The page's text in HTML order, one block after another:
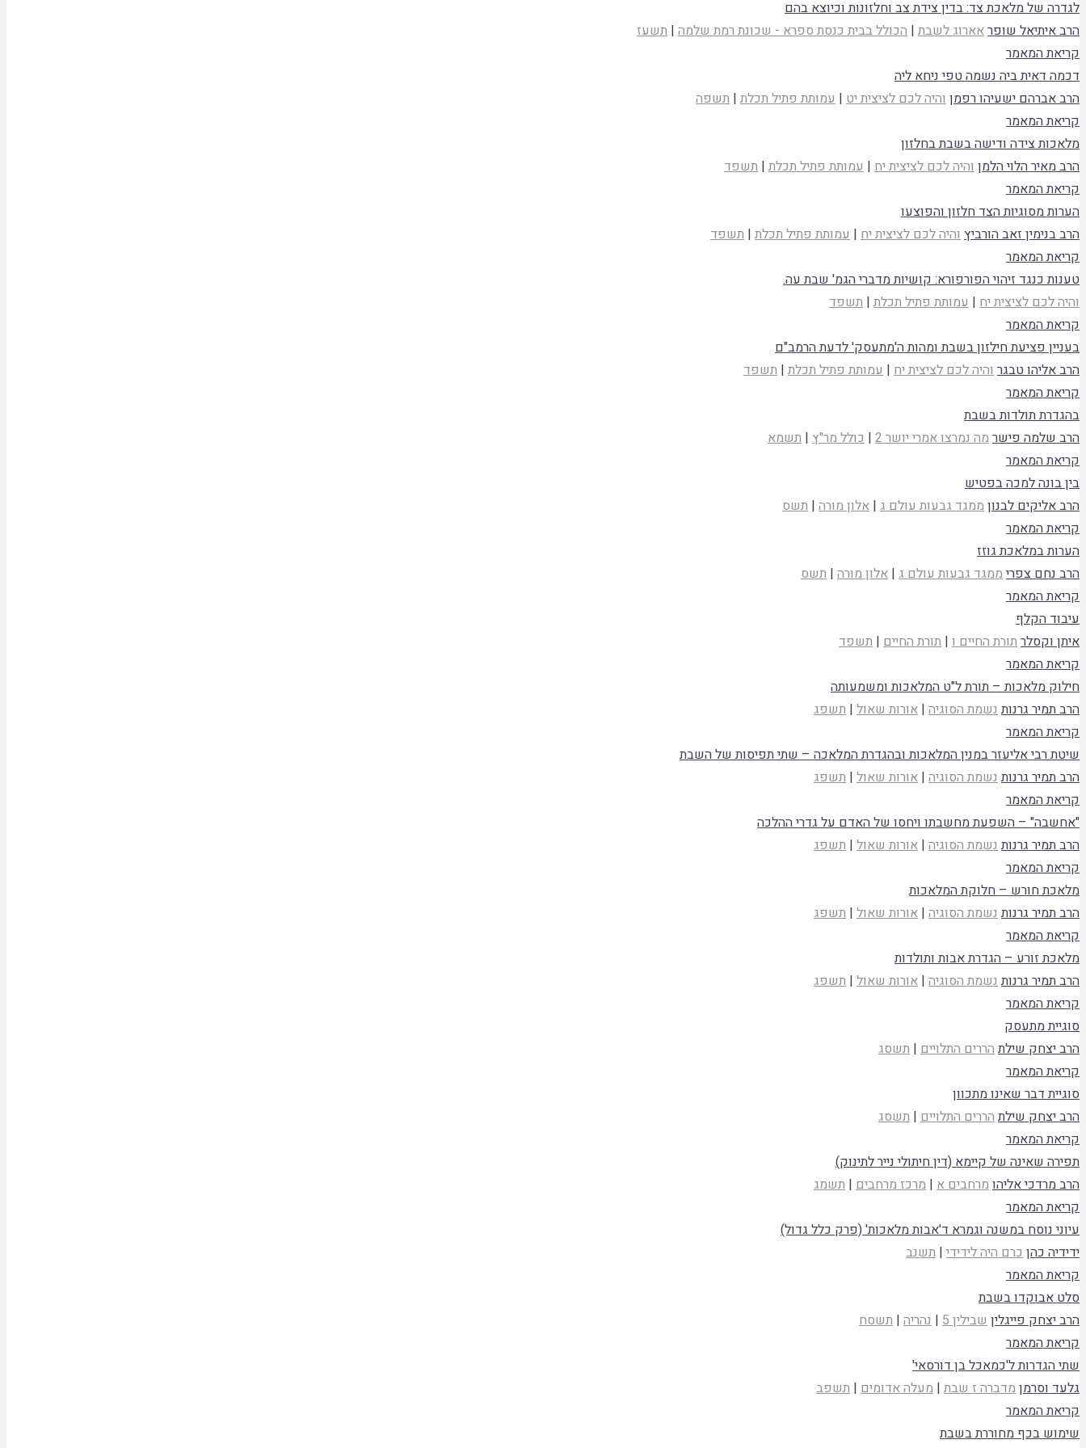
לגדרה של מלאכת צד: בדין צידת צב וחלזונות וכיוצא בהם
הרב איתיאל שופראארוג לשבת | הכולל בבית כנסת ספרא - שכונת רמת שלמה | תשעז
קריאת המאמר
דכמה דאית ביה נשמה טפי ניחא ליה
הרב אברהם ישעיהו רפמןוהיה לכם לציצית יט | עמותת פתיל תכלת | תשפה
קריאת המאמר
מלאכות צידה ודישה בשבת בחלזון
הרב מאיר הלוי הלמןוהיה לכם לציצית יח | עמותת פתיל תכלת | תשפד
קריאת המאמר
הערות מסוגיות הצד חלזון והפוצעו
הרב בנימין זאב הורביץוהיה לכם לציצית יח | עמותת פתיל תכלת | תשפד
קריאת המאמר
טענות כנגד זיהוי הפורפורא: קושיות מדברי הגמ' שבת עה.
והיה לכם לציצית יח | עמותת פתיל תכלת | תשפד
קריאת המאמר
בעניין פציעת חילזון בשבת ומהות ה'מתעסק' לדעת הרמב"ם
הרב אליהו טבגרוהיה לכם לציצית יח | עמותת פתיל תכלת | תשפד
קריאת המאמר
בהגדרת תולדות בשבת
הרב שלמה פישרמה נמרצו אמרי יושר 2 | כולל מר"ץ | תשמא
קריאת המאמר
בין בונה למכה בפטיש
הרב אליקים לבנוןממגד גבעות עולם ג | אלון מורה | תשס
קריאת המאמר
הערות במלאכת גוזז
הרב נחם צפריממגד גבעות עולם ג | אלון מורה | תשס
קריאת המאמר
עיבוד הקלף
איתן וקסלרתורת החיים ו | תורת החיים | תשפד
קריאת המאמר
חילוק מלאכות – תורת ל"ט המלאכות ומשמעותה
הרב תמיר גרנותנשמת הסוגיה | אורות שאול | תשפג
קריאת המאמר
שיטת רבי אליעזר במנין המלאכות ובהגדרת המלאכה – שתי תפיסות של השבת
הרב תמיר גרנותנשמת הסוגיה | אורות שאול | תשפג
קריאת המאמר
"אחשבה" – השפעת מחשבתו ויחסו של האדם על גדרי ההלכה
הרב תמיר גרנותנשמת הסוגיה | אורות שאול | תשפג
קריאת המאמר
מלאכת חורש – חלוקת המלאכות
הרב תמיר גרנותנשמת הסוגיה | אורות שאול | תשפג
קריאת המאמר
מלאכת זורע – הגדרת אבות ותולדות
הרב תמיר גרנותנשמת הסוגיה | אורות שאול | תשפג
קריאת המאמר
סוגיית מתעסק
הרב יצחק שילתהררים התלויים | תשסג
קריאת המאמר
סוגיית דבר שאינו מתכוון
הרב יצחק שילתהררים התלויים | תשסג
קריאת המאמר
תפירה שאינה של קיימא (דין חיתולי נייר לתינוק)
הרב מרדכי אליהומרחבים א | מרכז מרחבים | תשמג
קריאת המאמר
עיוני נוסח במשנה וגמרא ד'אבות מלאכות' (פרק כלל גדול)
ידידיה כהןכרם היה לידידי | תשנב
קריאת המאמר
סלט אבוקדו בשבת
הרב יצחק פייגליןשבילין 5 | נהריה | תשסח
קריאת המאמר
שתי הגדרות ל'כמאכל בן דורסאי'
גלעד וסרמןמדברה ז שבת | מעלה אדומים | תשפב
קריאת המאמר
שימוש בכף מחוררת בשבת